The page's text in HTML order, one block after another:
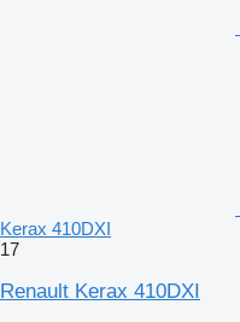
Kerax 410DXI
17
Renault Kerax 410DXI